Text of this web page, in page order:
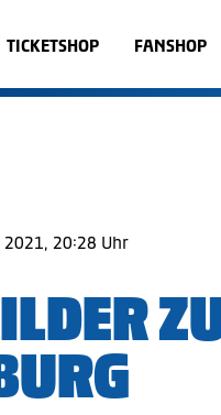
TICKETSHOP FANSHOP
2021, 20:28 Uhr